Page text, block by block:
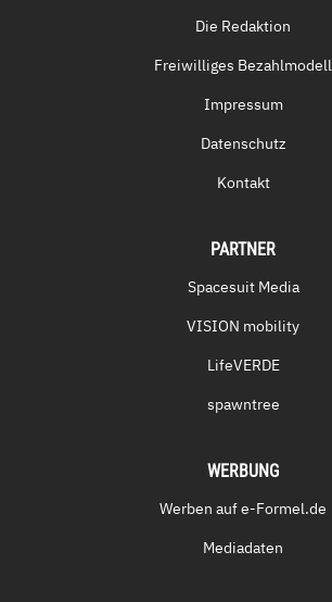
Die Redaktion
Freiwilliges Bezahlmodell
Impressum
Datenschutz
Kontakt
PARTNER
Spacesuit Media
VISION mobility
LifeVERDE
spawntree
WERBUNG
Werben auf e-Formel.de
Mediadaten